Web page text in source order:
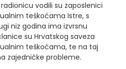
vodili su zaposlenici
teškoćama Istre, s
niz godina ima izvrsnu
su Hrvatskog saveza
teškoćama, te na taj
zajedničke probleme.